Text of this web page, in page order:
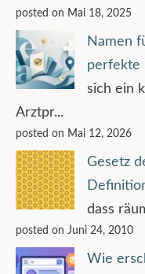
posted on Mai 18, 2025
Namen
perfekte
sich ein
Arztpr...
posted on Mai 12, 2026
Gesetz
dass
posted on Juni 24, 2010
Wie